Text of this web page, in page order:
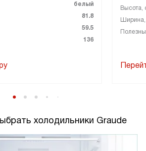
белый
81.8
59.5
136
Высота,
холодильники Graude